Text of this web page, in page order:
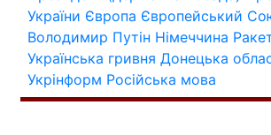
України Європа Європейський
Володимир Путін Німеччина
Українська гривня Донецька
Укрінформ Російська мова